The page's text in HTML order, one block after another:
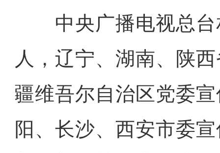
中央广播电视总台
人，辽宁、湖南、陕
疆维吾尔自治区党委
阳、长沙、西安市委
“阿克苏是个好地方·四季